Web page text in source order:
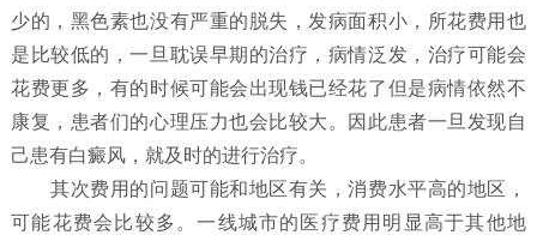
少的，黑色素也没有严重的脱失，发病面积小，所花费用也
是比较低的，一旦耽误早期的治疗，病情泛发，治疗可能会
花费更多，有的时候可能会出现钱已经花了但是病情依然不
康复，患者们的心理压力也会比较大。因此患者一旦发现自
己患有白癜风，就及时的进行治疗。
其次费用的问题可能和地区有关，消费水平高的地区，
可能花费会比较多。一线城市的医疗费用明显高于其他地